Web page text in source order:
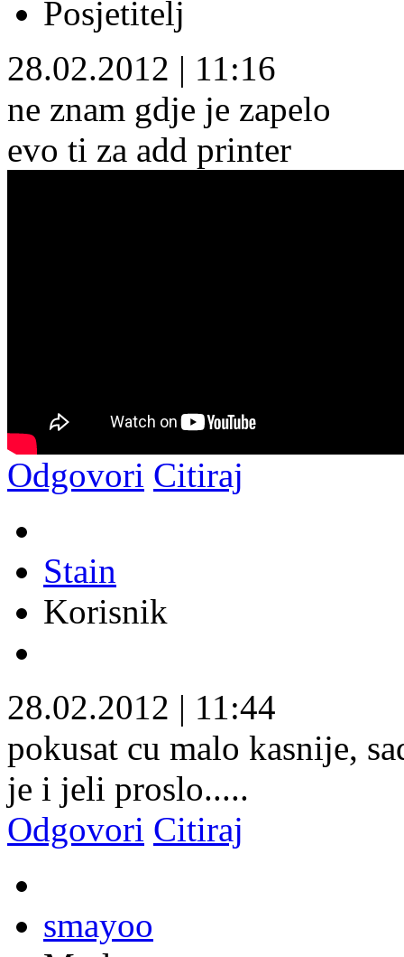
Posjetitelj
28.02.2012 | 11:16
ne znam gdje je zapelo
evo ti za add printer
Odgovori Citiraj
Stain
Korisnik
28.02.2012 | 11:44
pokusat cu malo kasnije,
je i jeli proslo.....
Odgovori Citiraj
smayoo